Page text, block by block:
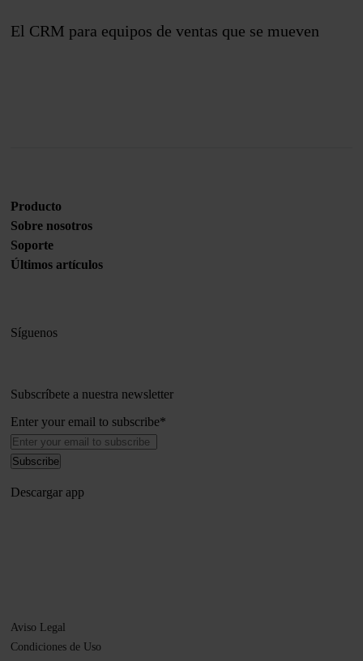
El CRM para equipos de ventas que se mueven
Producto
Sobre nosotros
Soporte
Últimos artículos
Síguenos
Subscríbete a nuestra newsletter
Enter your email to subscribe*
Descargar app
Aviso Legal
Condiciones de Uso